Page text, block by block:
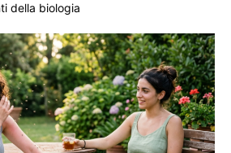
della biologia